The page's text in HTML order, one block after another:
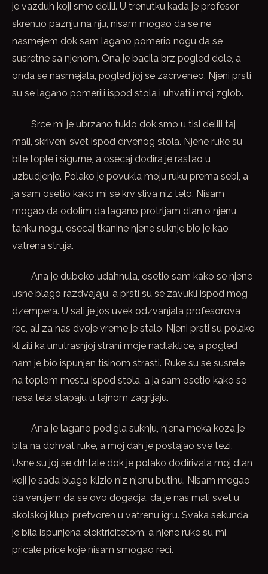
je vazduh koji smo delili. U trenutku kada je profesor
skrenuo paznju na nju, nisam mogao da se ne
nasmejem dok sam lagano pomerio nogu da se
susretne sa njenom. Ona je bacila brz pogled dole, a
onda se nasmejala, pogled joj se zacrveneo. Njeni prsti
su se lagano pomerili ispod stola i uhvatili moj zglob.
Srce mi je ubrzano tuklo dok smo u tisi delili taj
mali, skriveni svet ispod drvenog stola. Njene ruke su
bile tople i sigurne, a osecaj dodira je rastao u
uzbudjenje. Polako je povukla moju ruku prema sebi, a
ja sam osetio kako mi se krv sliva niz telo. Nisam
mogao da odolim da lagano protrljam dlan o njenu
tanku nogu, osecaj tkanine njene suknje bio je kao
vatrena struja.
Ana je duboko udahnula, osetio sam kako se njene
usne blago razdvajaju, a prsti su se zavukli ispod mog
dzempera. U sali je jos uvek odzvanjala profesorova
rec, ali za nas dvoje vreme je stalo. Njeni prsti su polako
klizili ka unutrasnjoj strani moje nadlaktice, a pogled
nam je bio ispunjen tisinom strasti. Ruke su se susrele
na toplom mestu ispod stola, a ja sam osetio kako se
nasa tela stapaju u tajnom zagrljaju.
Ana je lagano podigla suknju, njena meka koza je
bila na dohvat ruke, a moj dah je postajao sve tezi.
Usne su joj se drhtale dok je polako dodirivala moj dlan
koji je sada blago klizio niz njenu butinu. Nisam mogao
da verujem da se ovo dogadja, da je nas mali svet u
skolskoj klupi pretvoren u vatrenu igru. Svaka sekunda
je bila ispunjena elektricitetom, a njene ruke su mi
pricale price koje nisam smogao reci.